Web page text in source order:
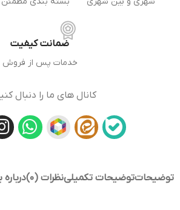
ضمانت کیفیت
خدمات پس از فروش
کانال های ما را دنبال
توضیحاتتوضیحات تکمیلینظرات (0) درباره